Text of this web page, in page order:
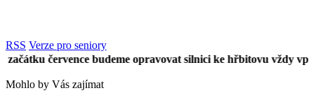
RSS Verze pro seniory
července budeme opravovat silnici ke hřbitovu vždy vpůli
Mohlo by Vás zajímat